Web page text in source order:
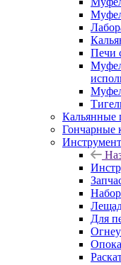
Печи
Кальянные
Гончарные
Для
Опока